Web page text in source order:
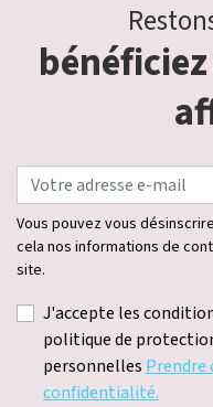
Vous pouvez vous
cela nos informations de
site.
J'accepte les
politique de
personnelles Prendre
confidentialité.